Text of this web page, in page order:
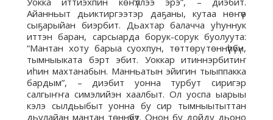
Айанньыт дьиктиргээтэр даҕаны, кутаа нөҥүө
сыҕарыйан биэрбит. Дьахтар балачча уһуннук
иттэн баран, сарсыарда борук-сорук буолуута:
“Мантан хоту барыа суохпун, төттөрү төннүүһүбүн,
тымныыката бэрт эбит. Уоккар итиннэрбитиҥ
иһин махтанабын. Манньатын эйигин тыыппакка
бардым”, – диэбит уонна турбут сиригэр
салгыҥҥа симэлийэн хаалбыт. Ол уоспа ыарыы
кэлэ сылдьыбыт уонна бу сир тымныытыттан
дьулайан мантан төннүбүт. Онон бу дойду дьоно